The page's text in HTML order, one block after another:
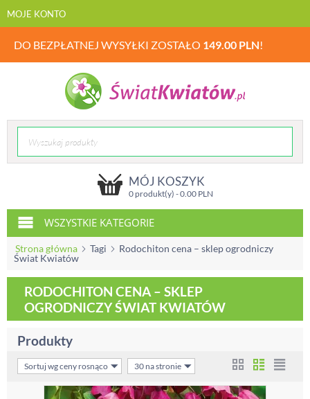
MOJE KONTO
DO BEZPŁATNEJ WYSYŁKI ZOSTAŁO 149.00 PLN!
MÓJ KOSZYK
0 produkt(y) -0.00PLN
WSZYSTKIE KATEGORIE
Strona główna Tagi
Rodochiton cena – sklep ogrodniczy
Świat Kwiatów
RODOCHITON CENA – SKLEP
OGRODNICZY ŚWIAT KWIATÓW
Produkty
Sortuj wg ceny rosnąco 30 na stronie